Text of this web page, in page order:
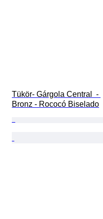
Tükör- Gárgola Central  -
Bronz - Rococó Biselado